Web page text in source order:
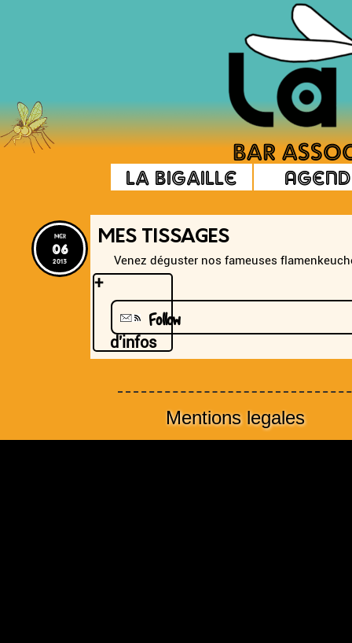
La Bigaille
mer
06
2013
MES TISSAGES
Venez déguster nos fameuses
Follow
+
d'infos
Mentions legales